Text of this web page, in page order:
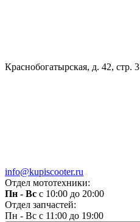
Краснобогатырская, д. 42, стр. 3
info@kupiscooter.ru
Отдел мототехники:
Пн - Вс с 10:00 до 20:00
Отдел запчастей:
Пн - Вс с 11:00 до 19:00